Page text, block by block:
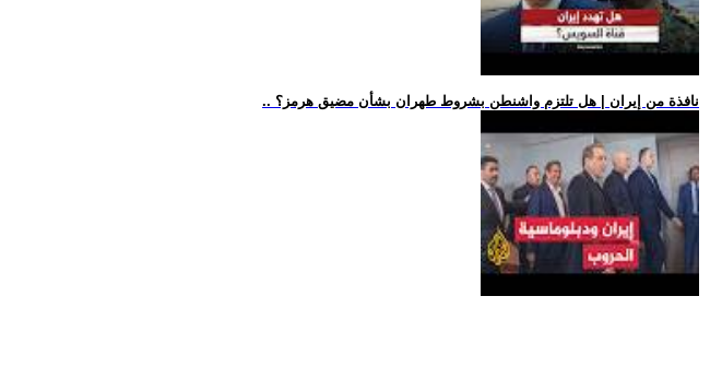
.. نافذة من إيران | هل تلتزم واشنطن بشروط طهران بشأن مضيق هرمز؟